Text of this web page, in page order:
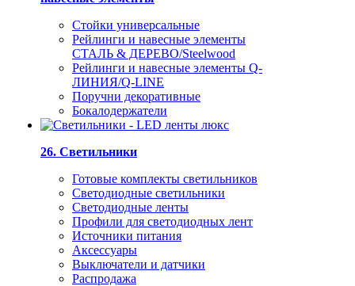
Стойки универсальные
Рейлинги и навесные элементы
СТАЛЬ & ДЕРЕВО/Steelwood
Рейлинги и навесные элементы Q-
ЛИНИЯ/Q-LINE
Поручни декоративные
Бокалодержатели
26. Светильники
Готовые комплекты светильников
Светодиодные светильники
Светодиодные ленты
Профили для светодиодных лент
Источники питания
Аксессуары
Выключатели и датчики
Распродажа